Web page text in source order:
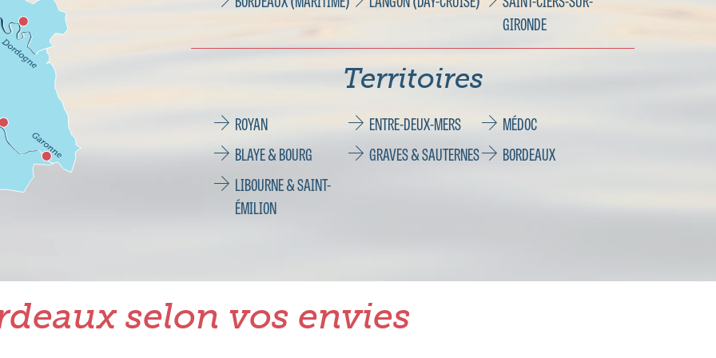
GIRONDE
Territoires
ROYAN ENTRE-DEUX-MERS
MÉDOC
BLAYE & BOURG
GRAVES & SAUTERNES
BORDEAUX
LIBOURNE & SAINT-
ÉMILION
selon vos envies